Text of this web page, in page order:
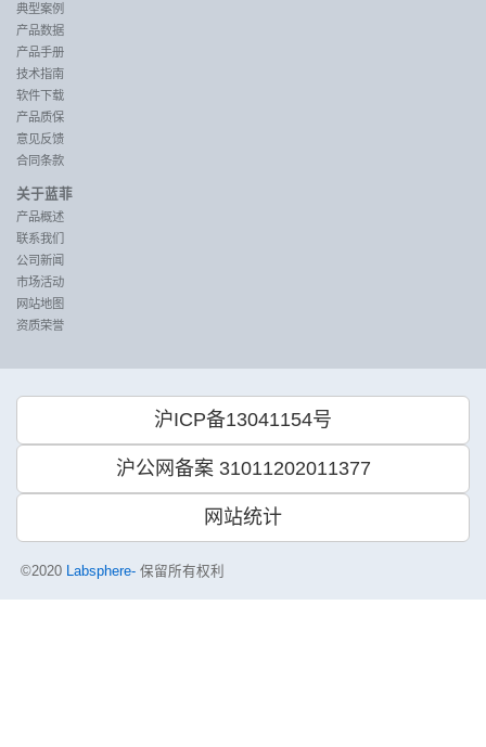
典型案例
产品数据
产品手册
技术指南
软件下载
产品质保
意见反馈
合同条款
关于蓝菲
产品概述
联系我们
公司新闻
市场活动
网站地图
资质荣誉
沪ICP备13041154号
沪公网备案 31011202011377
网站统计
©2020 Labsphere- 保留所有权利